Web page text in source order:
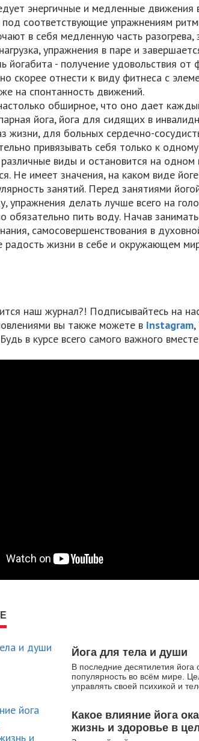
энергичные и медленные движения
соответствующие упражнениям
в себя медленную часть разогрева,
упражнения в паре и
йогабита - получение удовольствия от
скорее отнести к виду фитнеса с
на спонтанность движений.
обширное, что оно дает
йога, йога для сидящих в
жизни, для больных сердечно-
привязывать себя только к
виды и остановится на одном
Не имеет значения, на каком виде
занятий. Перед занятиями
упражнения делать лучше всего на
обязательно пить воду. Начав
самосовершенствования в
радость жизни в себе и окружающем
наш журнал?! Подписывайтесь на
вы также можете в Instagram,
Будь в курсе всего самого важного
Йога для тела и души
В последние десятилетия йога
популярность во всём мире.
управлять своей психикой и
Какое влияние йога
жизнь и здоровье в